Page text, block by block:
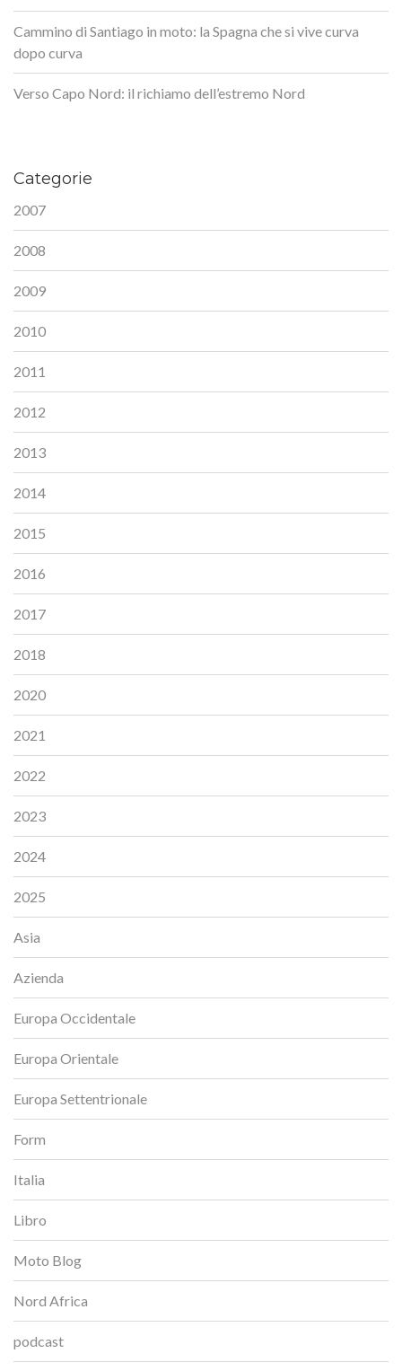
Cammino di Santiago in moto: la Spagna che si vive curva
dopo curva
Verso Capo Nord: il richiamo dell’estremo Nord
Categorie
2007
2008
2009
2010
2011
2012
2013
2014
2015
2016
2017
2018
2020
2021
2022
2023
2024
2025
Asia
Azienda
Europa Occidentale
Europa Orientale
Europa Settentrionale
Form
Italia
Libro
Moto Blog
Nord Africa
podcast